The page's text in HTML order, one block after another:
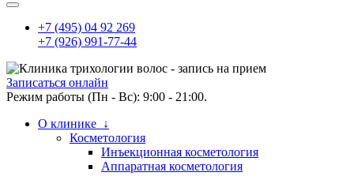
+7 (495) 04 92 269
+7 (926) 991-77-44
Записаться онлайн
Режим работы (Пн - Вс): 9:00 - 21:00.
О клинике ↓
Косметология
Инъекционная косметология
Аппаратная косметология